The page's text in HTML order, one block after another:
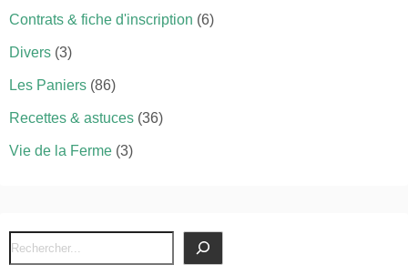
Contrats & fiche d'inscription (6)
Divers (3)
Les Paniers (86)
Recettes & astuces (36)
Vie de la Ferme (3)
R
e